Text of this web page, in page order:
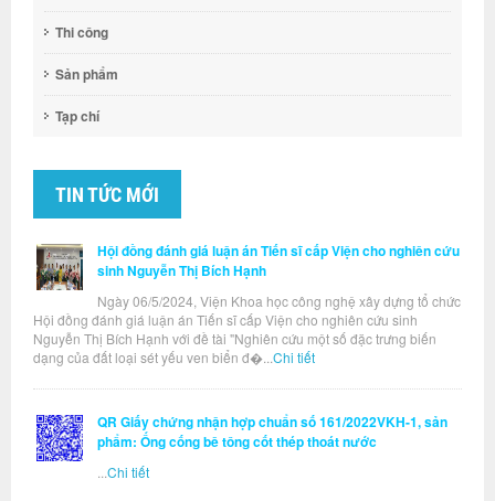
Thi công
Sản phẩm
Tạp chí
TIN TỨC MỚI
Hội đồng đánh giá luận án Tiến sĩ cấp Viện cho nghiên cứu
sinh Nguyễn Thị Bích Hạnh
Ngày 06/5/2024, Viện Khoa học công nghệ xây dựng tổ chức
Hội đồng đánh giá luận án Tiến sĩ cấp Viện cho nghiên cứu sinh
Nguyễn Thị Bích Hạnh với đề tài "Nghiên cứu một số đặc trưng biến
dạng của đất loại sét yếu ven biển đ�... Chi tiết
QR Giấy chứng nhận hợp chuẩn số 161/2022VKH-1, sản
phẩm: Ống cống bê tông cốt thép thoát nước
Chi tiết